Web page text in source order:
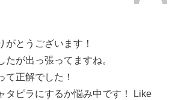
がとうございます！
たが出っ張ってますね。
て正解でした！
タピラにするか悩み中です！ Like